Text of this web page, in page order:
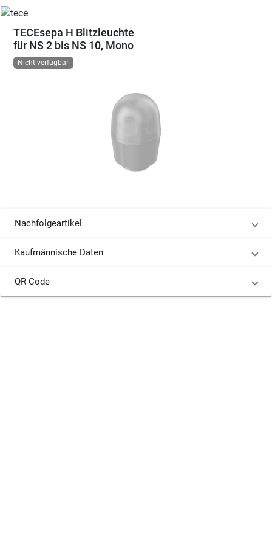
TECEsepa H Blitzleuchte
für NS 2 bis NS 10, Mono
Nicht verfügbar
Nachfolgeartikel
Kaufmännische Daten
QR Code